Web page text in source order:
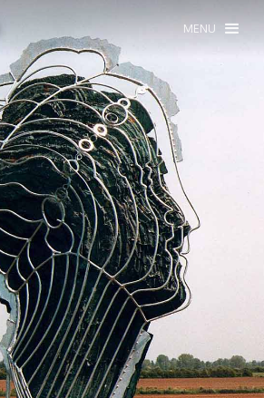
MENU